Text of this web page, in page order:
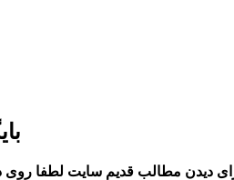
دیدن مطالب قدیم سایت لطفا روی